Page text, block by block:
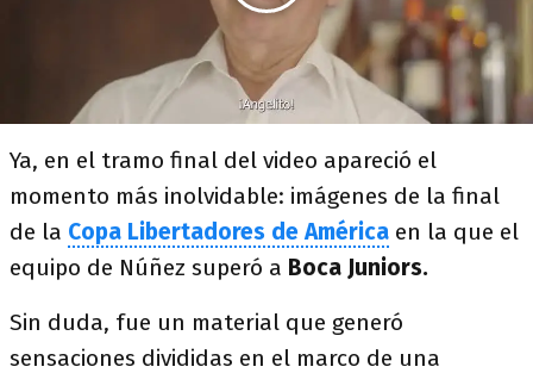
Ya, en el tramo final del video apareció el
momento más inolvidable: imágenes de la final
de la Copa Libertadores de América en la que el
equipo de Núñez superó a Boca Juniors.
Sin duda, fue un material que generó
sensaciones divididas en el marco de una